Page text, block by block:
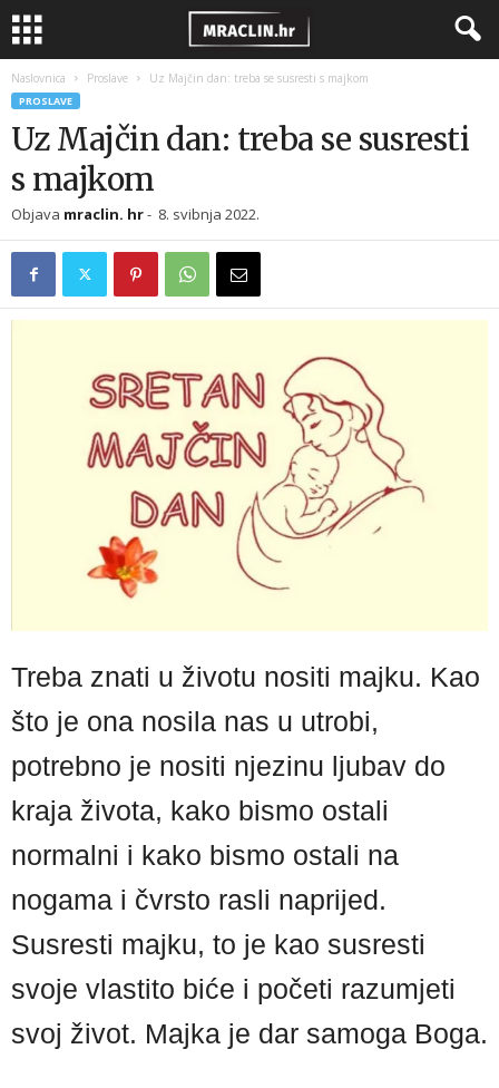
Naslovnica Proslave Uz Majčin dan: treba se susresti s majkom
PROSLAVE
Uz Majčin dan: treba se susresti
s majkom
Objava mraclin. hr- 8. svibnja 2022.
Treba znati u životu nositi majku. Kao
što je ona nosila nas u utrobi,
potrebno je nositi njezinu ljubav do
kraja života, kako bismo ostali
normalni i kako bismo ostali na
nogama i čvrsto rasli naprijed.
Susresti majku, to je kao susresti
svoje vlastito biće i početi razumjeti
svoj život. Majka je dar samoga Boga.